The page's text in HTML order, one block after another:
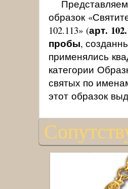
образок
102.113» (арт.
пробы,
применялись
категории
святых по
этот образок